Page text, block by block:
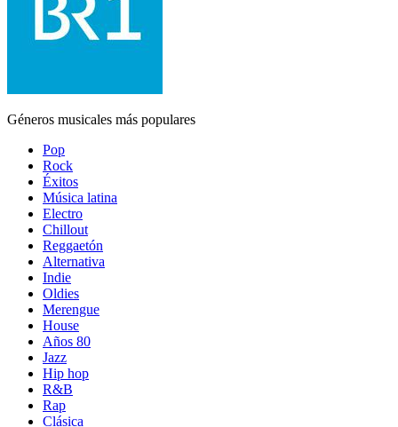
Géneros musicales más populares
Pop
Rock
Éxitos
Música latina
Electro
Chillout
Reggaetón
Alternativa
Indie
Oldies
Merengue
House
Años 80
Jazz
Hip hop
R&B
Rap
Clásica